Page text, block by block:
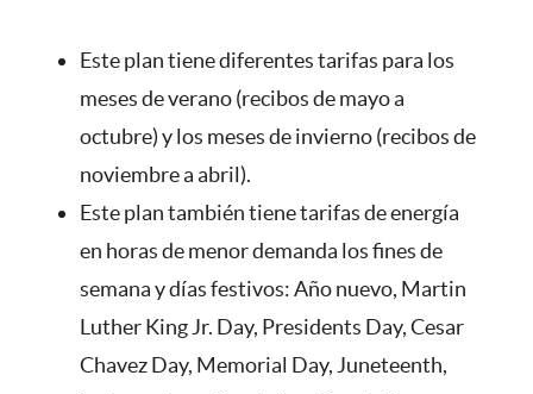
Este plan tiene diferentes tarifas para los
meses de verano (recibos de mayo a
octubre) y los meses de invierno (recibos de
noviembre a abril).
Este plan también tiene tarifas de energía
en horas de menor demanda los fines de
semana y días festivos: Año nuevo, Martin
Luther King Jr. Day, Presidents Day, Cesar
Chavez Day, Memorial Day, Juneteenth,